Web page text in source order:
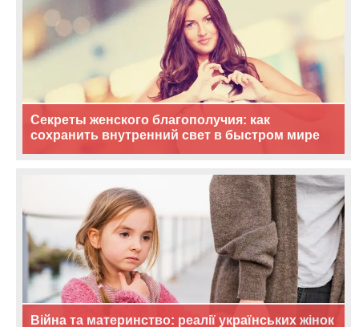
Секреты женского благополучия: как
сохранить внутренний свет в быстром мире
Війна та материнство: реалії українських жінок